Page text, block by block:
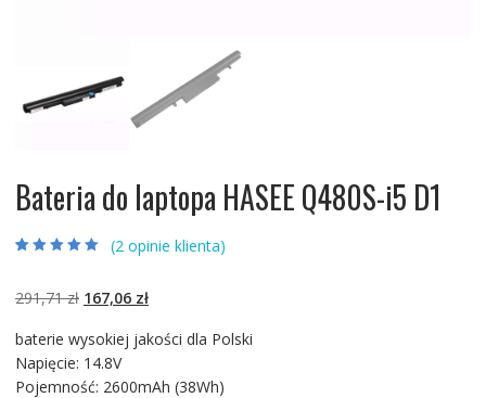
Bateria do laptopa HASEE Q480S-i5 D1
podstawie
klientów
(2opinie klienta)
291,71zł Pierwotna
wynosiła:
291,71 zł.
167,06 złAktualna
wynosi:
baterie wysokiej jakości dla Polski
Napięcie: 14.8V
Pojemność: 2600mAh (38Wh)